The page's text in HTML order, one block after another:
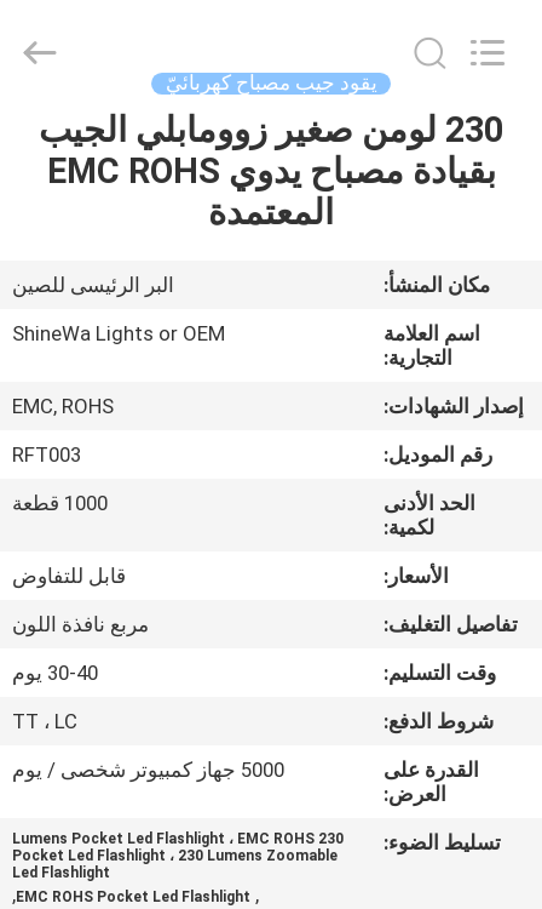
المنزل
فيديوهات
جولة
المصنع
الجودة
اتصل
أخبار
Reserved.
يقود جيب مصباح كهربائيّ
230 لومن صغير زوومابلي الجيب
بقيادة مصباح يدوي EMC ROHS
المعتمدة
مكان المنشأ:
البر الرئيسى للصين
اسم العلامة
التجارية:
ShineWa Lights or OEM
إصدار الشهادات:
EMC, ROHS
رقم الموديل:
RFT003
الحد الأدنى
لكمية:
1000 قطعة
الأسعار:
قابل للتفاوض
تفاصيل التغليف:
مربع نافذة اللون
وقت التسليم:
30-40 يوم
شروط الدفع:
TT ، LC
القدرة على
العرض:
5000 جهاز كمبيوتر شخصى / يوم
تسليط الضوء:
230 Lumens Pocket Led Flashlight ، EMC ROHS
Pocket Led Flashlight ، 230 Lumens Zoomable
Led Flashlight
,
EMC ROHS Pocket Led Flashlight
,